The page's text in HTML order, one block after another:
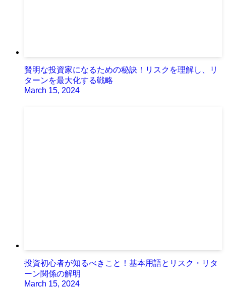
賢明な投資家になるための秘訣！リスクを理解し、リ
ターンを最大化する戦略
March 15, 2024
投資初心者が知るべきこと！基本用語とリスク・リタ
ーン関係の解明
March 15, 2024